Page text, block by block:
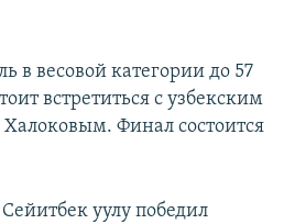
в весовой категории до 57
встретиться с узбекским
Финал состоится
уулу победил